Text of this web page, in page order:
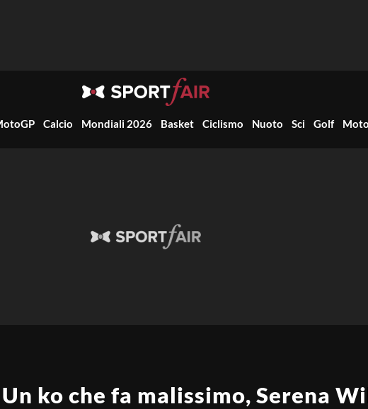
Calcio Mondiali 2026 Basket Ciclismo Nuoto Sci Golf
ko che fa malissimo, Serena